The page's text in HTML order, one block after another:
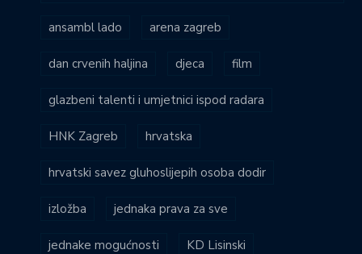
ansambl lado arena zagreb
dan crvenih haljina djeca film
glazbeni talenti i umjetnici ispod radara
HNK Zagreb hrvatska
hrvatski savez gluhoslijepih osoba dodir
izložba jednaka prava za sve
jednake mogućnosti KD Lisinski